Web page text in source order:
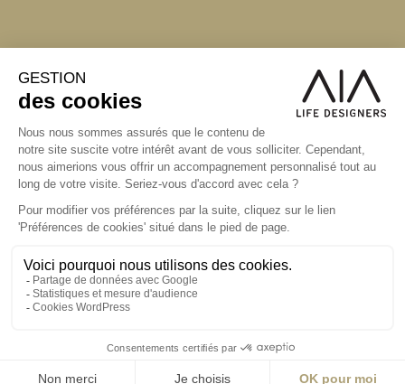
S'inscrire à la newsletter
ABONNEZ-VOUS
Alternative: